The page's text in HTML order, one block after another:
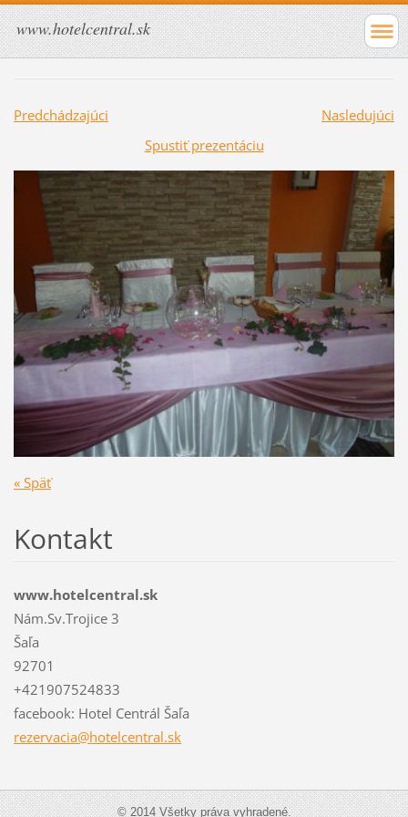
www.hotelcentral.sk
Predchádzajúci
Nasledujúci
Spustiť prezentáciu
« Späť
Kontakt
www.hotelcentral.sk
Nám.Sv.Trojice 3
Šaľa
92701
+421907524833
facebook: Hotel Centrál Šaľa
rezervacia@hotelcentral.sk
© 2014 Všetky práva vyhradené.